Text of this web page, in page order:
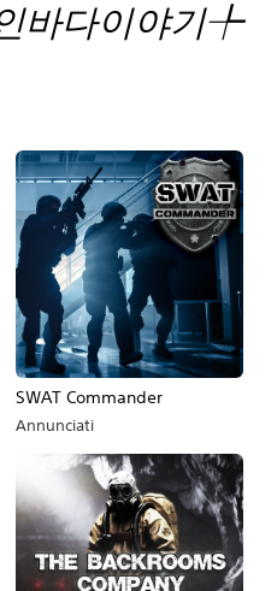
바다이야기╄
SWAT Commander
Annunciati